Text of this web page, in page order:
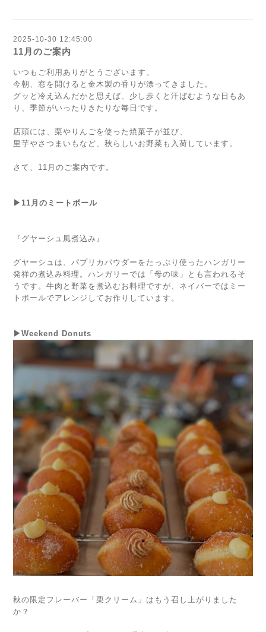
2025-10-30 12:45:00
11月のご案内
いつもご利用ありがとうございます。
今朝、窓を開けると金木製の香りが漂ってきました。
グッと冷え込んだかと思えば、少し歩くと汗ばむような日もあ
り、季節がいったりきたりな毎日です。
店頭には、栗やりんごを使った焼菓子が並び、
里芋やさつまいもなど、秋らしいお野菜も入荷しています。
さて、11月のご案内です。
▶11月のミートボール
『グヤーシュ風煮込み』
グヤーシュは、パプリカパウダーをたっぷり使ったハンガリー
発祥の煮込み料理。ハンガリーでは「母の味」とも言われるそ
うです。牛肉と野菜を煮込むお料理ですが、ネイバーではミー
トボールでアレンジしてお作りしています。
▶Weekend Donuts
秋の限定フレーバー「栗クリーム」はもう召し上がりました
か？